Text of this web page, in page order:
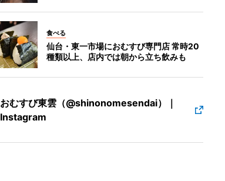
食べる
仙台・東一市場におむすび専門店 常時20
種類以上、店内では朝から立ち飲みも
おむすび東雲（@shinonomesendai）｜
Instagram